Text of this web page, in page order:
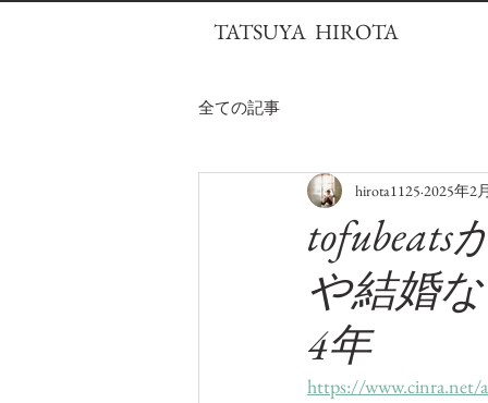
TATSUYA HIROTA
全ての記事
や結婚
4年
hirota1125 2025年2
https://www.cinra.net/